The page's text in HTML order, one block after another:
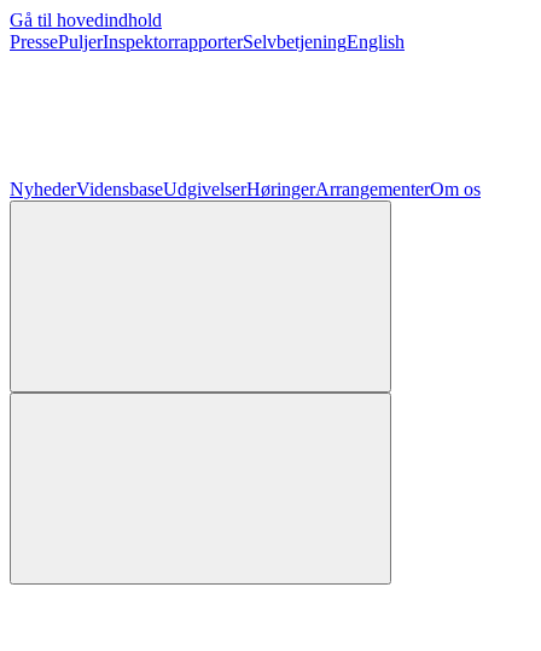
Gå til hovedindhold
PressePuljerInspektorrapporterSelvbetjeningEnglish
NyhederVidensbaseUdgivelserHøringerArrangementerOm os